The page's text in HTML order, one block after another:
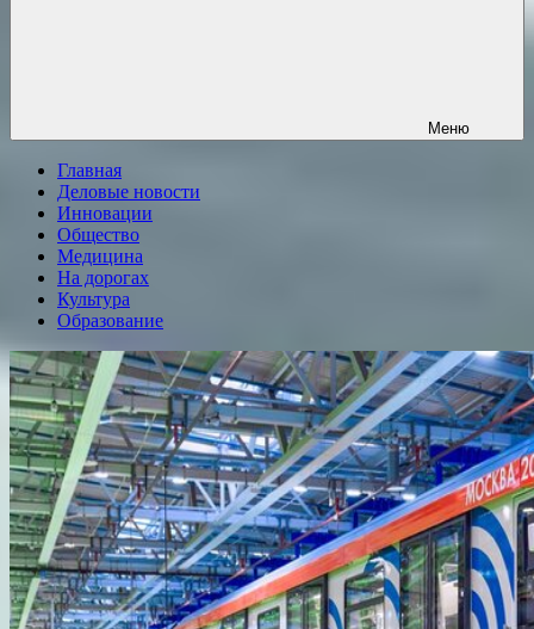
Меню
Главная
Деловые новости
Инновации
Общество
Медицина
На дорогах
Культура
Образование